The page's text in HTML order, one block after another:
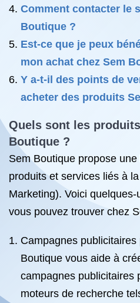
Comment contacter le
Boutique ?
Est-ce que je peux
mon achat chez Sem
Y a-t-il des points de
acheter des produits
Quels sont les
Boutique ?
Sem Boutique propose
produits et services liés à
Marketing). Voici
vous pouvez trouver chez
Campagnes
Boutique vous aide à
campagnes publicitaires
moteurs de recherche